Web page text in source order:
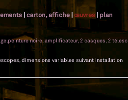
|carton, affiche |œuvres | plan
dimensions variables suivant installation